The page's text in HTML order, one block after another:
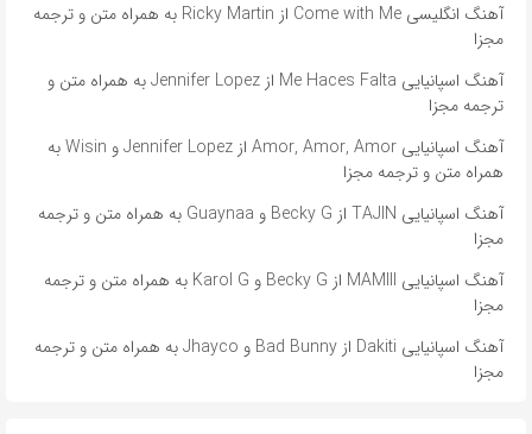
آهنگ انگلیسی Come with Me از Ricky Martin به همراه متن و ترجمه
مجزا
آهنگ اسپانیایی Me Haces Falta از Jennifer Lopez به همراه متن و
ترجمه مجزا
آهنگ اسپانیایی Amor, Amor, Amor از Jennifer Lopez و Wisin به
همراه متن و ترجمه مجزا
آهنگ اسپانیایی TAJIN از Becky G و Guaynaa به همراه متن و ترجمه
مجزا
آهنگ اسپانیایی MAMIII از Becky G و Karol G به همراه متن و ترجمه
مجزا
آهنگ اسپانیایی Dakiti از Bad Bunny و Jhayco به همراه متن و ترجمه
مجزا